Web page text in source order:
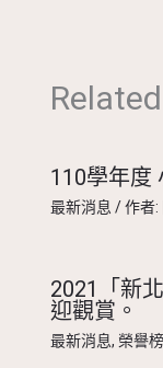
110學年度
最新消息 / 作者:
2021「新
迎觀賞。
最新消息, 榮譽榜